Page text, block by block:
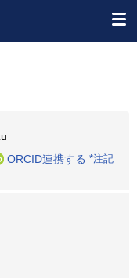
ORCID連携する *注記